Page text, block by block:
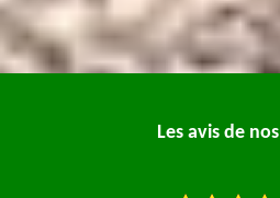
Les avis de